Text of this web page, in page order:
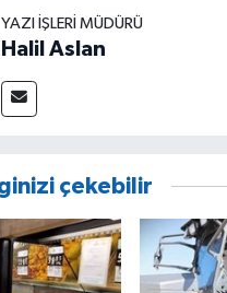
YAZI İŞLERİ MÜDÜRÜ
Halil Aslan
çekebilir